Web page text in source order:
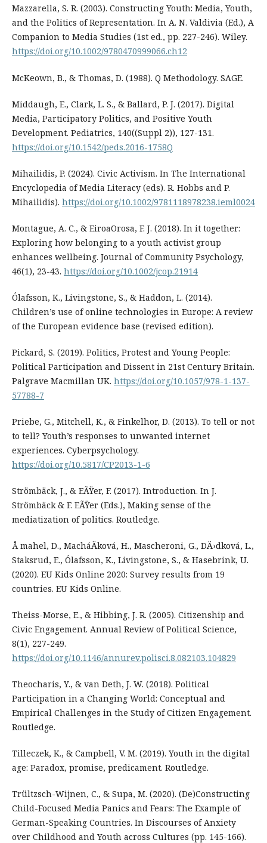
Mazzarella, S. R. (2003). Constructing Youth: Media, Youth,
and the Politics of Representation. In A. N. Valdivia (Ed.), A
Companion to Media Studies (1st ed., pp. 227-246). Wiley.
https://doi.org/10.1002/9780470999066.ch12
McKeown, B., & Thomas, D. (1988). Q Methodology. SAGE.
Middaugh, E., Clark, L. S., & Ballard, P. J. (2017). Digital
Media, Participatory Politics, and Positive Youth
Development. Pediatrics, 140((Suppl 2)), 127-131.
https://doi.org/10.1542/peds.2016-1758Q
Mihailidis, P. (2024). Civic Activism. In The International
Encyclopedia of Media Literacy (eds). R. Hobbs and P.
Mihailidis). https://doi.org/10.1002/9781118978238.ieml0024
Montague, A. C., & EiroaOrosa, F. J. (2018). In it together:
Exploring how belonging to a youth activist group
enhances wellbeing. Journal of Community Psychology,
46(1), 23-43. https://doi.org/10.1002/jcop.21914
Ólafsson, K., Livingstone, S., & Haddon, L. (2014).
Children’s use of online technologies in Europe: A review
of the European evidence base (revised edition).
Pickard, S. (2019). Politics, Protest and Young People:
Political Participation and Dissent in 21st Century Britain.
Palgrave Macmillan UK. https://doi.org/10.1057/978-1-137-
57788-7
Priebe, G., Mitchell, K., & Finkelhor, D. (2013). To tell or not
to tell? Youth’s responses to unwanted internet
experiences. Cyberpsychology.
https://doi.org/10.5817/CP2013-1-6
Strömbäck, J., & EÃŸer, F. (2017). Introduction. In J.
Strömbäck & F. EÃŸer (Eds.), Making sense of the
mediatization of politics. Routledge.
Å mahel, D., MacháÄková, H., Mascheroni, G., DÄ›dková, L.,
Staksrud, E., Ólafsson, K., Livingstone, S., & Hasebrink, U.
(2020). EU Kids Online 2020: Survey results from 19
countries. EU Kids Online.
Theiss-Morse, E., & Hibbing, J. R. (2005). Citizenship and
Civic Engagement. Annual Review of Political Science,
8(1), 227-249.
https://doi.org/10.1146/annurev.polisci.8.082103.104829
Theocharis, Y., & van Deth, J. W. (2018). Political
Participation in a Changing World: Conceptual and
Empirical Challenges in the Study of Citizen Engagement.
Routledge.
Tilleczek, K., & Campbell, V. M. (2019). Youth in the digital
age: Paradox, promise, predicament. Routledge.
Trültzsch-Wijnen, C., & Supa, M. (2020). (De)Constructing
Child-Focused Media Panics and Fears: The Example of
German-Speaking Countries. In Discourses of Anxiety
over Childhood and Youth across Cultures (pp. 145-166).